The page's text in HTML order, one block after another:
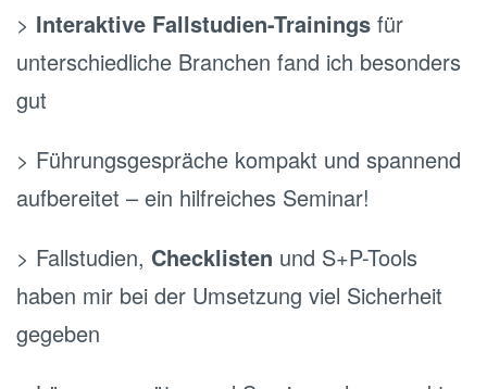
> Interaktive Fallstudien-Trainings für
unterschiedliche Branchen fand ich besonders
gut
> Führungsgespräche kompakt und spannend
aufbereitet – ein hilfreiches Seminar!
> Fallstudien, Checklisten und S+P-Tools
haben mir bei der Umsetzung viel Sicherheit
gegeben